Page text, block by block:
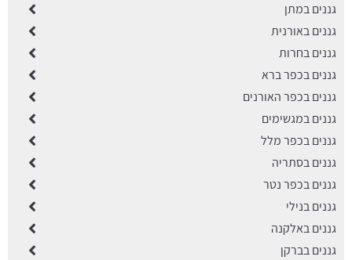
גננים במתן
גננים באורנית
גננים בחרות
גננים בכפר ברא
גננים בכפר האורנים
גננים במגשימים
גננים בכפר מלל
גננים בסתריה
גננים בכפר נטר
גננים בנילי
גננים באלקנה
גננים בברקן